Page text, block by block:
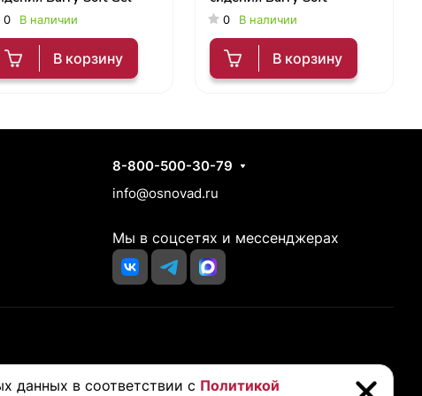
0 В наличии
В корзину
0 В наличии
В корзину
8-800-500-30-79
info@osnovad.ru
Мы в соцсетях и мессенджерах
проконсультируйтесь с вашим врачом перед покупкой
данных в соответствии с Политикой